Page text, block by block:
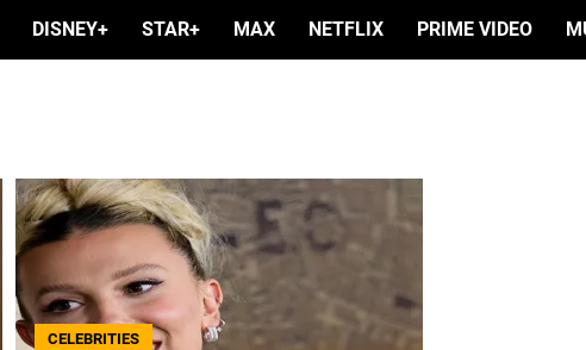
DISNEY+ STAR+ MAX NETFLIX PRIME VIDEO
CELEBRITIES